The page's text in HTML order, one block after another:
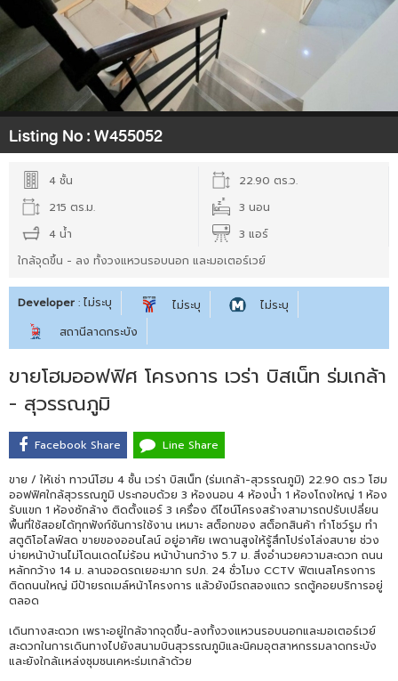
Listing No :W455052
4 ชั้น
22.90 ตร.ว.
215 ตร.ม.
3 นอน
4 น้ำ
3 แอร์
ใกล้จุดขึ้น - ลง ทั้งวงแหวนรอบนอก และมอเตอร์เวย์
Developer : ไม่ระบุ ไม่ระบุ
ไม่ระบุ
สถานีลาดกระบัง
ขายโฮมออฟฟิศ โครงการ เวร่า บิสเน็ท ร่มเกล้า
- สุวรรณภูมิ
Facebook Share Line Share
ขาย / ให้เช่า ทาวน์โฮม 4 ชั้น เวร่า บิสเน็ท (ร่มเกล้า-สุวรรณภูมิ) 22.90 ตร.ว โฮม
ออฟฟิศใกล้สุวรรณภูมิ ประกอบด้วย 3 ห้องนอน 4 ห้องน้ำ 1 ห้องโถงใหญ่ 1 ห้อง
รับแขก 1 ห้องซักล้าง ติดตั้งแอร์ 3 เครื่อง ดีไซน์โครงสร้างสามารถปรับเปลี่ยน
พื้นที่ใช้สอยได้ทุกฟังก์ชันการใช้งาน เหมาะ สต็อกของ สต็อกสินค้า ทำโชว์รูม ทำ
สตูดิโอไลฟ์สด ขายของออนไลน์ อยู่อาศัย เพดานสูงให้รู้สึกโปร่งโล่งสบาย ช่วง
บ่ายหน้าบ้านไม่โดนเดดไม่ร้อน หน้าบ้านกว้าง 5.7 ม. สิ่งอำนวยความสะดวก ถนน
หลักกว้าง 14 ม. ลานจอดรถเยอะมาก รปภ. 24 ชั่วโมง CCTV ฟิตเนสโครงการ
ติดถนนใหญ่ มีป้ายรถเมล์หน้าโครงการ แล้วยังมีรถสองแถว รถตู้คอยบริการอยู่
ตลอด
เดินทางสะดวก เพราะอยู่ใกล้จากจุดขึ้น-ลงทั้งวงแหวนรอบนอกและมอเตอร์เวย์
สะดวกในการเดินทางไปยังสนามบินสุวรรณภูมิและนิคมอุตสาหกรรมลาดกระบัง
และยังใกล้เเหล่งชุมชนเคหะร่มเกล้าด้วย